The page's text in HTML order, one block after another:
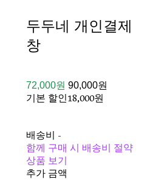
두두네 개인결제
창
72,000원 90,000원
기본 할인18,000원
배송비 -
함께 구매 시 배송비 절약
상품 보기
추가 금액